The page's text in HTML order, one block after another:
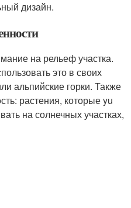
дизайн.
на рельеф участка.
это в своих
альпийские горки. Также
растения, которые yu
на солнечных участках,